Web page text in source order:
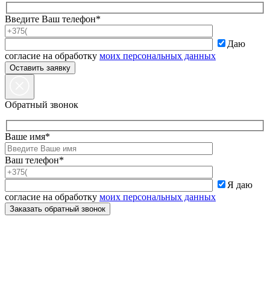
Введите Ваш телефон*
Даю
согласие на обработку моих персональных данных
Обратный звонок
Ваше имя*
Ваш телефон*
Я даю
согласие на обработку моих персональных данных